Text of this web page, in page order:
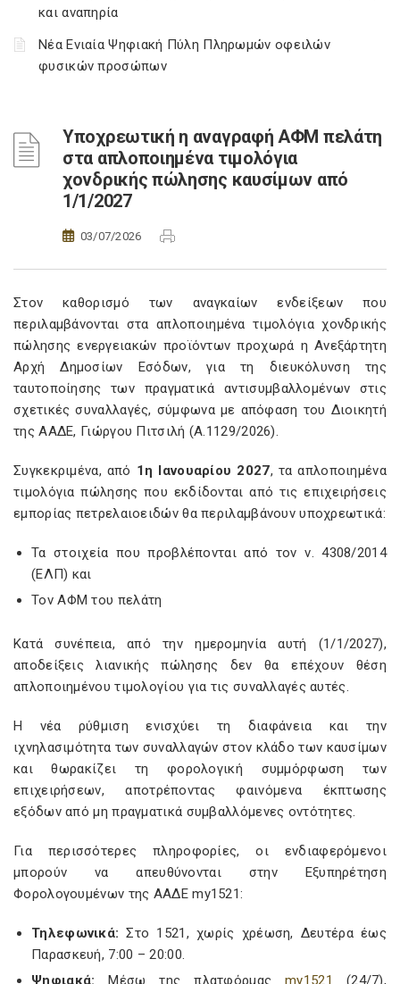
και αναπηρία
Νέα Ενιαία Ψηφιακή Πύλη Πληρωμών οφειλών
φυσικών προσώπων
Υποχρεωτική η αναγραφή ΑΦΜ πελάτη
στα απλοποιημένα τιμολόγια
χονδρικής πώλησης καυσίμων από
1/1/2027
03/07/2026
Στον καθορισμό των αναγκαίων ενδείξεων που
περιλαμβάνονται στα απλοποιημένα τιμολόγια χονδρικής
πώλησης ενεργειακών προϊόντων προχωρά η Ανεξάρτητη
Αρχή Δημοσίων Εσόδων, για τη διευκόλυνση της
ταυτοποίησης των πραγματικά αντισυμβαλλομένων στις
σχετικές συναλλαγές, σύμφωνα με απόφαση του Διοικητή
της ΑΑΔΕ, Γιώργου Πιτσιλή (Α.1129/2026).
Συγκεκριμένα, από 1η Ιανουαρίου 2027, τα απλοποιημένα
τιμολόγια πώλησης που εκδίδονται από τις επιχειρήσεις
εμπορίας πετρελαιοειδών θα περιλαμβάνουν υποχρεωτικά:
Τα στοιχεία που προβλέπονται από τον ν. 4308/2014
(ΕΛΠ) και
Τον ΑΦΜ του πελάτη
Κατά συνέπεια, από την ημερομηνία αυτή (1/1/2027),
αποδείξεις λιανικής πώλησης δεν θα επέχουν θέση
απλοποιημένου τιμολογίου για τις συναλλαγές αυτές.
Η νέα ρύθμιση ενισχύει τη διαφάνεια και την
ιχνηλασιμότητα των συναλλαγών στον κλάδο των καυσίμων
και θωρακίζει τη φορολογική συμμόρφωση των
επιχειρήσεων, αποτρέποντας φαινόμενα έκπτωσης
εξόδων από μη πραγματικά συμβαλλόμενες οντότητες.
Για περισσότερες πληροφορίες, οι ενδιαφερόμενοι
μπορούν να απευθύνονται στην Εξυπηρέτηση
Φορολογουμένων της ΑΑΔΕ my1521:
Τηλεφωνικά:Στο 1521, χωρίς χρέωση, Δευτέρα έως
Παρασκευή, 7:00 – 20:00.
Ψηφιακά:Μέσω της πλατφόρμαςmy1521 (24/7),